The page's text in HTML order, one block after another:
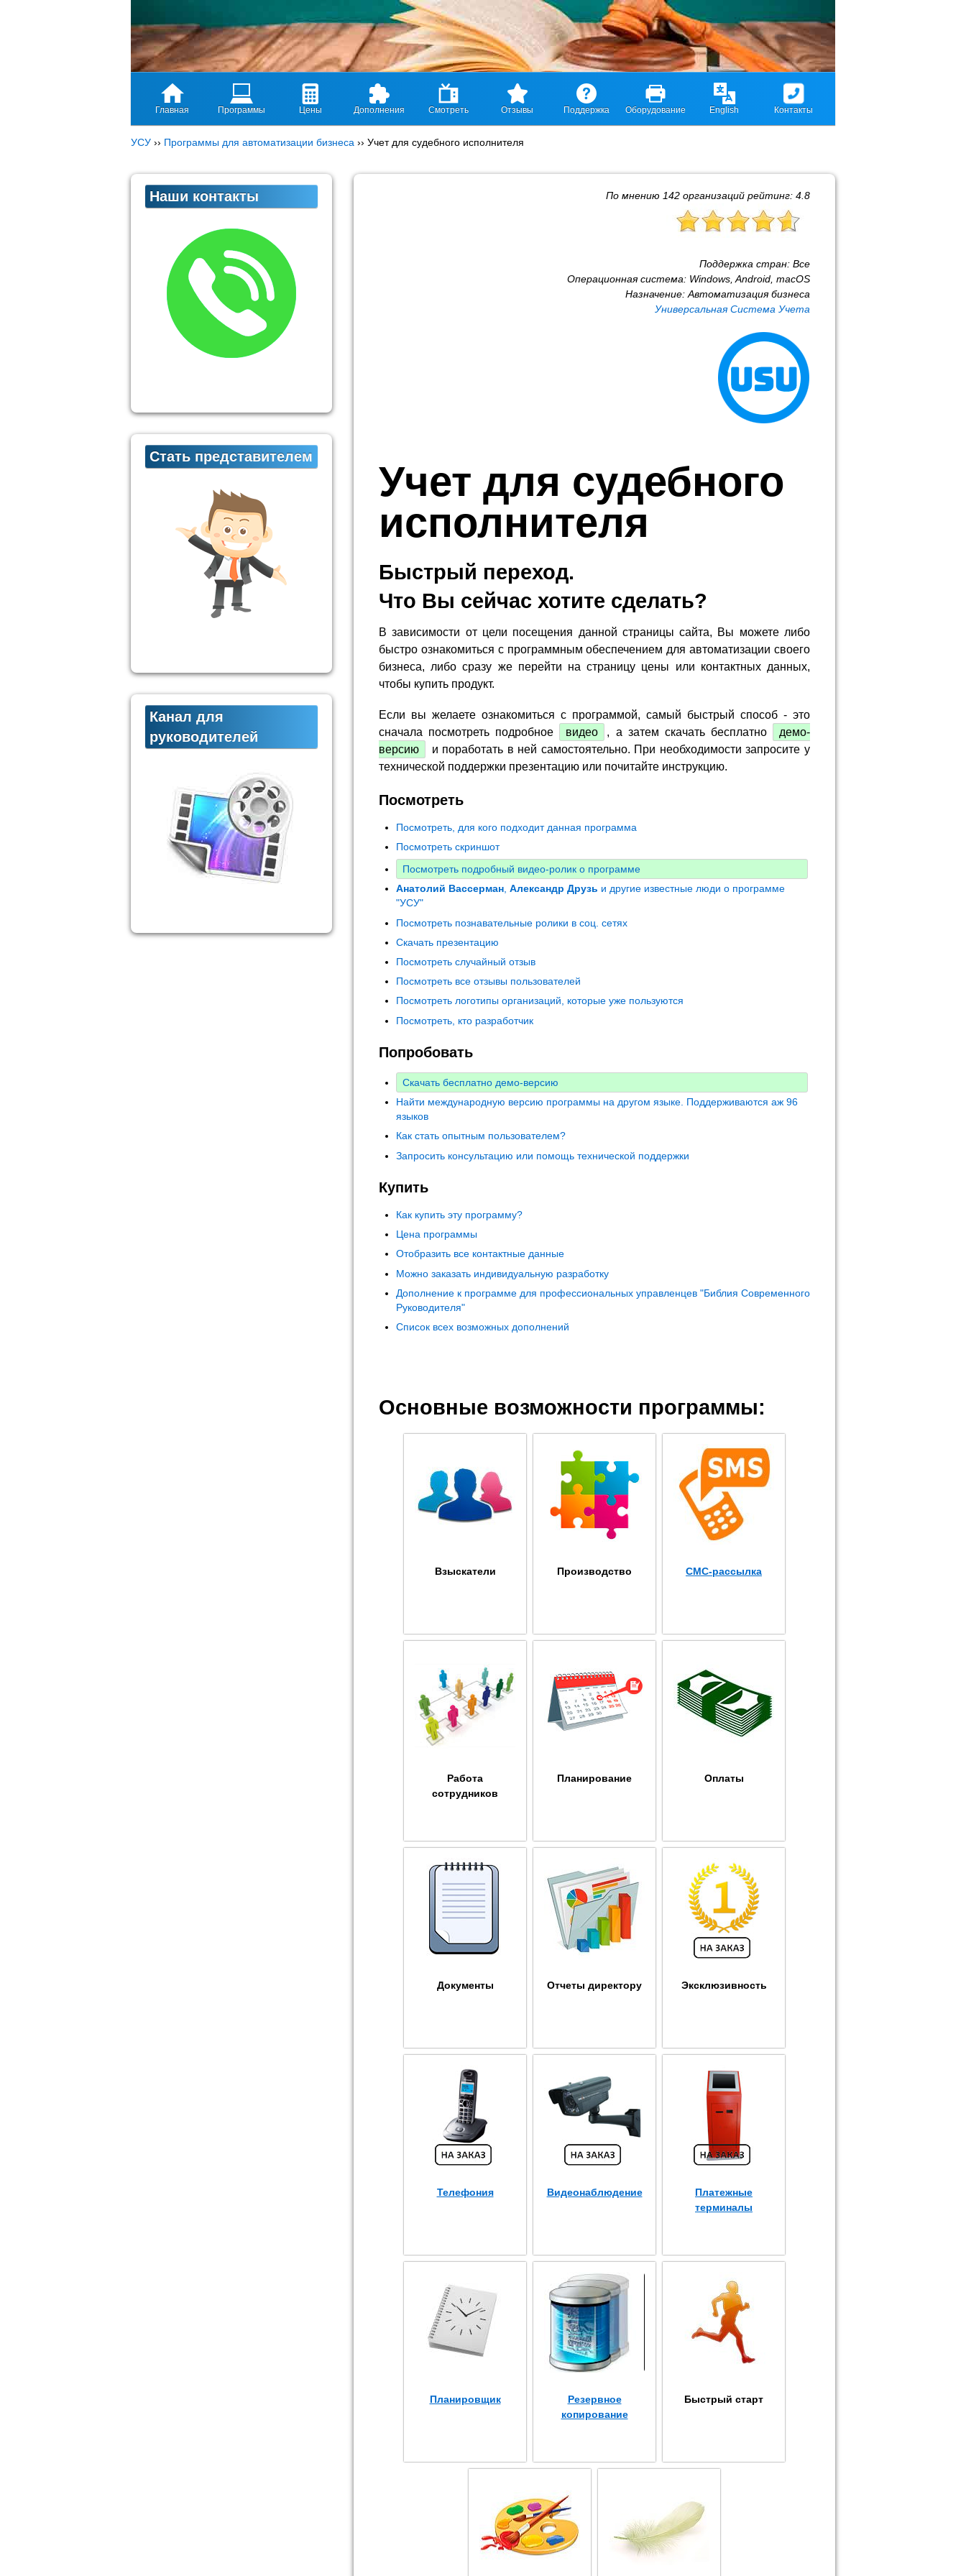
Главная Программы Цены Дополнения Смотреть Отзывы Поддержка Оборудование English Контакты
УСУ ›› Программы для автоматизации бизнеса ›› Учет для судебного исполнителя
По мнению 142 организаций рейтинг: 4.8
Поддержка стран: Все
Операционная система: Windows, Android, macOS
Назначение: Автоматизация бизнеса
Универсальная Система Учета
Учет для судебного
исполнителя
Быстрый переход.
Что Вы сейчас хотите сделать?
В зависимости от цели посещения данной страницы сайта, Вы можете либо
быстро ознакомиться с программным обеспечением для автоматизации своего
бизнеса, либо сразу же перейти на страницу цены или контактных данных,
чтобы купить продукт.
Если вы желаете ознакомиться с программой, самый быстрый способ - это
сначала посмотреть подробное
видео , а затем скачать бесплатно
демо-
версию
и поработать в ней самостоятельно. При необходимости запросите у
технической поддержки презентацию или почитайте инструкцию.
Посмотреть
Посмотреть, для кого подходит данная программа
Посмотреть скриншот
Посмотреть подробный видео-ролик о программе
Анатолий Вассерман, Александр Друзь и другие известные люди о программе
"УСУ"
Посмотреть познавательные ролики в соц. сетях
Скачать презентацию
Посмотреть случайный отзыв
Посмотреть все отзывы пользователей
Посмотреть логотипы организаций, которые уже пользуются
Посмотреть, кто разработчик
Попробовать
Скачать бесплатно демо-версию
Найти международную версию программы на другом языке. Поддерживаются аж 96
языков
Как стать опытным пользователем?
Запросить консультацию или помощь технической поддержки
Купить
Как купить эту программу?
Цена программы
Отобразить все контактные данные
Можно заказать индивидуальную разработку
Дополнение к программе для профессиональных управленцев "Библия Современного
Руководителя"
Список всех возможных дополнений
Основные возможности программы:
Взыскатели Производство СМС-рассылка
Работа
сотрудников
Планирование Оплаты
Документы Отчеты директору Эксклюзивность
Телефония Видеонаблюдение
Платежные
терминалы
Планировщик
Резервное
копирование
Быстрый старт
Наши контакты
Стать представителем
Канал для
руководителей